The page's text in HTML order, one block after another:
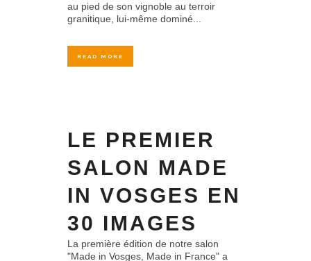
au pied de son vignoble au terroir
granitique, lui-même dominé...
READ MORE
LE PREMIER
SALON MADE
IN VOSGES EN
30 IMAGES
La première édition de notre salon
"Made in Vosges, Made in France" a